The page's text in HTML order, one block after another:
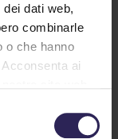
dati web,
combinarle
o che hanno
ai